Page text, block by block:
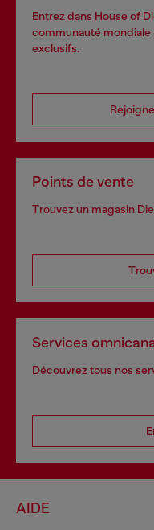
Entrez dans House of
communauté mondiale
exclusifs.
Points de vente
Trouvez un magasin
Services
Découvrez tous nos
AIDE